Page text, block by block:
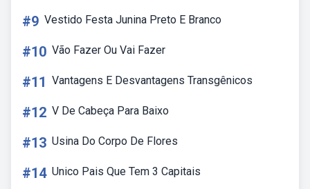
#9 Vestido Festa Junina Preto E Branco
#10 Vão Fazer Ou Vai Fazer
#11 Vantagens E Desvantagens Transgênicos
#12 V De Cabeça Para Baixo
#13 Usina Do Corpo De Flores
#14 Unico Pais Que Tem 3 Capitais